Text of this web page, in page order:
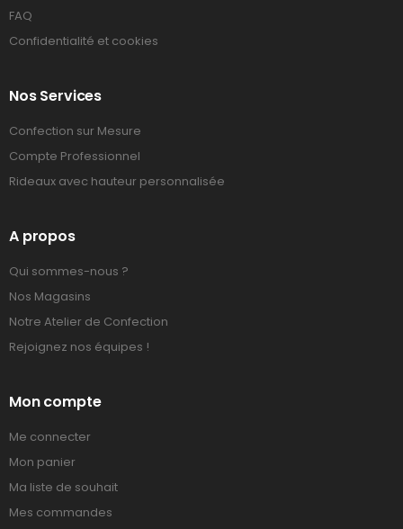
FAQ
Confidentialité et cookies
Nos Services
Confection sur Mesure
Compte Professionnel
Rideaux avec hauteur personnalisée
A propos
Qui sommes-nous ?
Nos Magasins
Notre Atelier de Confection
Rejoignez nos équipes !
Mon compte
Me connecter
Mon panier
Ma liste de souhait
Mes commandes